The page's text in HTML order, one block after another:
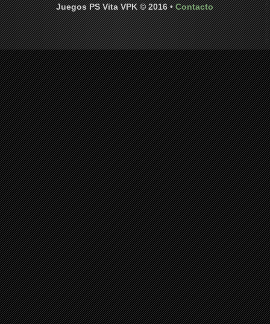
Juegos PS Vita VPK © 2016•Contacto